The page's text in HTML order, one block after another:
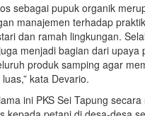
sebagai pupuk organik
manajemen terhadap
dan ramah lingkungan.
menjadi bagian dari upaya
produk samping agar
kata Devario.
ini PKS Sei Tapung secara